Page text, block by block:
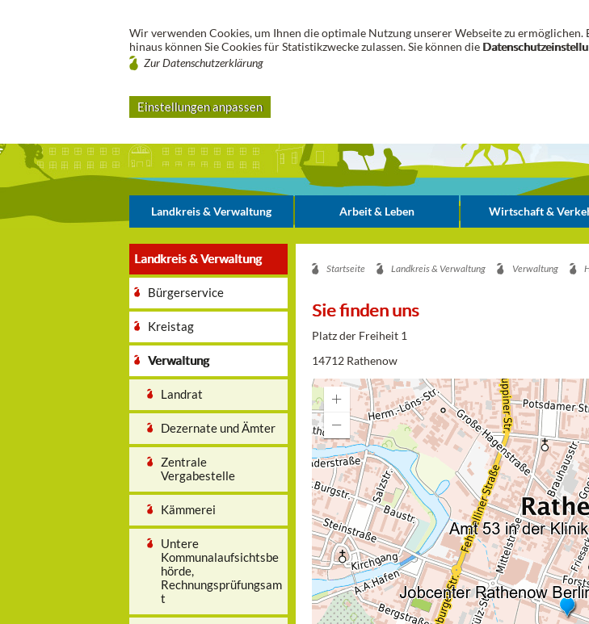
Wir verwenden Cookies, um Ihnen die optimale Nutzung unserer Webseite zu
hinaus können Sie Cookies für Statistikzwecke zulassen. Sie können die
Zur Datenschutzerklärung
Einstellungen anpassen
Landkreis & Verwaltung Arbeit & Leben Wirtschaft &
Landkreis & Verwaltung
Bürgerservice
Kreistag
Verwaltung
Landrat
Dezernate und Ämter
Zentrale
Vergabestelle
Kämmerei
Untere
Kommunalaufsichtsbe
hörde,
Rechnungsprüfungsam
t
Startseite Landkreis & Verwaltung Verwaltung
Sie finden uns
Platz der Freiheit 1
14712 Rathenow